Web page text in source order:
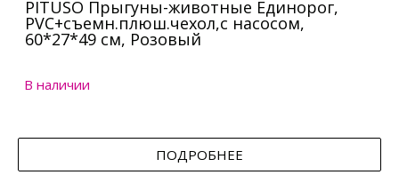
PITUSO Прыгуны-животные Единорог,
PVC+съемн.плюш.чехол,с насосом,
60*27*49 см, Розовый
В наличии
ПОДРОБНЕЕ